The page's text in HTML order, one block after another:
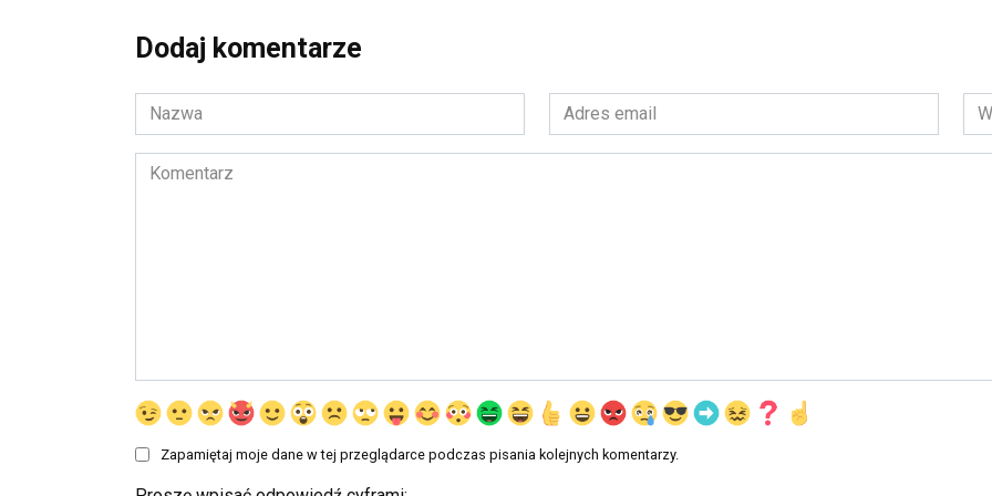
Dodaj komentarze
Nazwa
*
Adres
email
*
Komentarz
Zapamiętaj moje dane w tej przeglądarce podczas pisania kolejnych komentarzy.